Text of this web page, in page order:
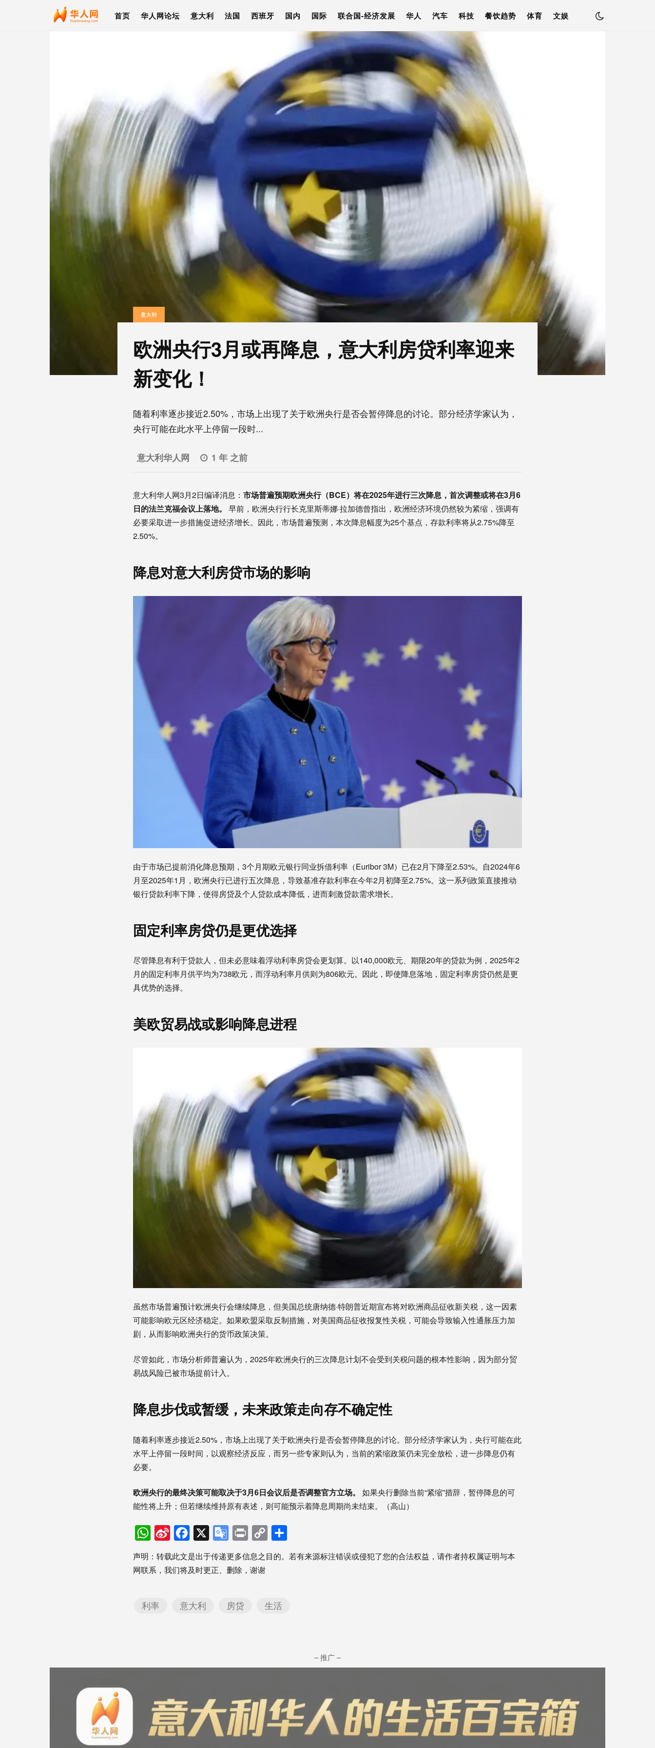
首页 华人网论坛 意大利 法国 西班牙 国内 国际 联合国-经济发展 华人 汽车 科技 餐饮趋势 体育 文娱
意大利
欧洲央行3月或再降息，意大利房贷利率迎来
新变化！
随着利率逐步接近2.50%，市场上出现了关于欧洲央行是否会暂停降息的讨论。部分经济学家认为，
央行可能在此水平上停留一段时...
意大利华人网 1 年 之前
意大利华人网3月2日编译消息： 市场普遍预期欧洲央行（BCE）将在2025年进行三次降息，首次调整或将在3月6
日的法兰克福会议上落地。
早前，欧洲央行行长克里斯蒂娜·拉加德曾指出，欧洲经济环境仍然较为紧缩，强调有
必要采取进一步措施促进经济增长。因此，市场普遍预测，本次降息幅度为25个基点，存款利率将从2.75%降至
2.50%。
降息对意大利房贷市场的影响
由于市场已提前消化降息预期，3个月期欧元银行同业拆借利率（Euribor 3M）已在2月下降至2.53%。自2024年6
月至2025年1月，欧洲央行已进行五次降息，导致基准存款利率在今年2月初降至2.75%。这一系列政策直接推动
银行贷款利率下降，使得房贷及个人贷款成本降低，进而刺激贷款需求增长。
固定利率房贷仍是更优选择
尽管降息有利于贷款人，但未必意味着浮动利率房贷会更划算。以140,000欧元、期限20年的贷款为例，2025年2
月的固定利率月供平均为738欧元，而浮动利率月供则为806欧元。因此，即使降息落地，固定利率房贷仍然是更
具优势的选择。
美欧贸易战或影响降息进程
虽然市场普遍预计欧洲央行会继续降息，但美国总统唐纳德·特朗普近期宣布将对欧洲商品征收新关税，这一因素
可能影响欧元区经济稳定。如果欧盟采取反制措施，对美国商品征收报复性关税，可能会导致输入性通胀压力加
剧，从而影响欧洲央行的货币政策决策。
尽管如此，市场分析师普遍认为，2025年欧洲央行的三次降息计划不会受到关税问题的根本性影响，因为部分贸
易战风险已被市场提前计入。
降息步伐或暂缓，未来政策走向存不确定性
随着利率逐步接近2.50%，市场上出现了关于欧洲央行是否会暂停降息的讨论。部分经济学家认为，央行可能在此
水平上停留一段时间，以观察经济反应，而另一些专家则认为，当前的紧缩政策仍未完全放松，进一步降息仍有
必要。
欧洲央行的最终决策可能取决于3月6日会议后是否调整官方立场。
如果央行删除当前“紧缩”措辞，暂停降息的可
能性将上升；但若继续维持原有表述，则可能预示着降息周期尚未结束。（高山）
WhatsApp
Sina
Weibo
Facebook
X Google
Translate
PrintCopy
Link享
声明：转载此文是出于传递更多信息之目的。若有来源标注错误或侵犯了您的合法权益，请作者持权属证明与本
网联系，我们将及时更正、删除，谢谢
利率 意大利 房贷 生活
– 推广 –